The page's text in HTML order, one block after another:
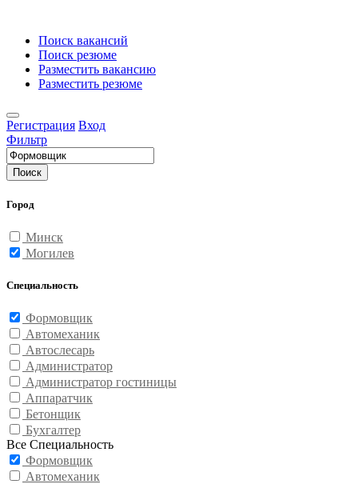
Поиск вакансий
Поиск резюме
Разместить вакансию
Разместить резюме
Регистрация Вход
Фильтр
Поиск
Город
Минск
Могилев
Специальность
Формовщик
Автомеханик
Автослесарь
Администратор
Администратор гостиницы
Аппаратчик
Бетонщик
Бухгалтер
Все Специальность
Формовщик
Автомеханик